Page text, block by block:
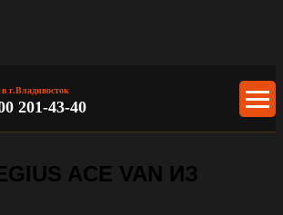
г.Владивосток
201-43-40
ACE VAN ИЗ